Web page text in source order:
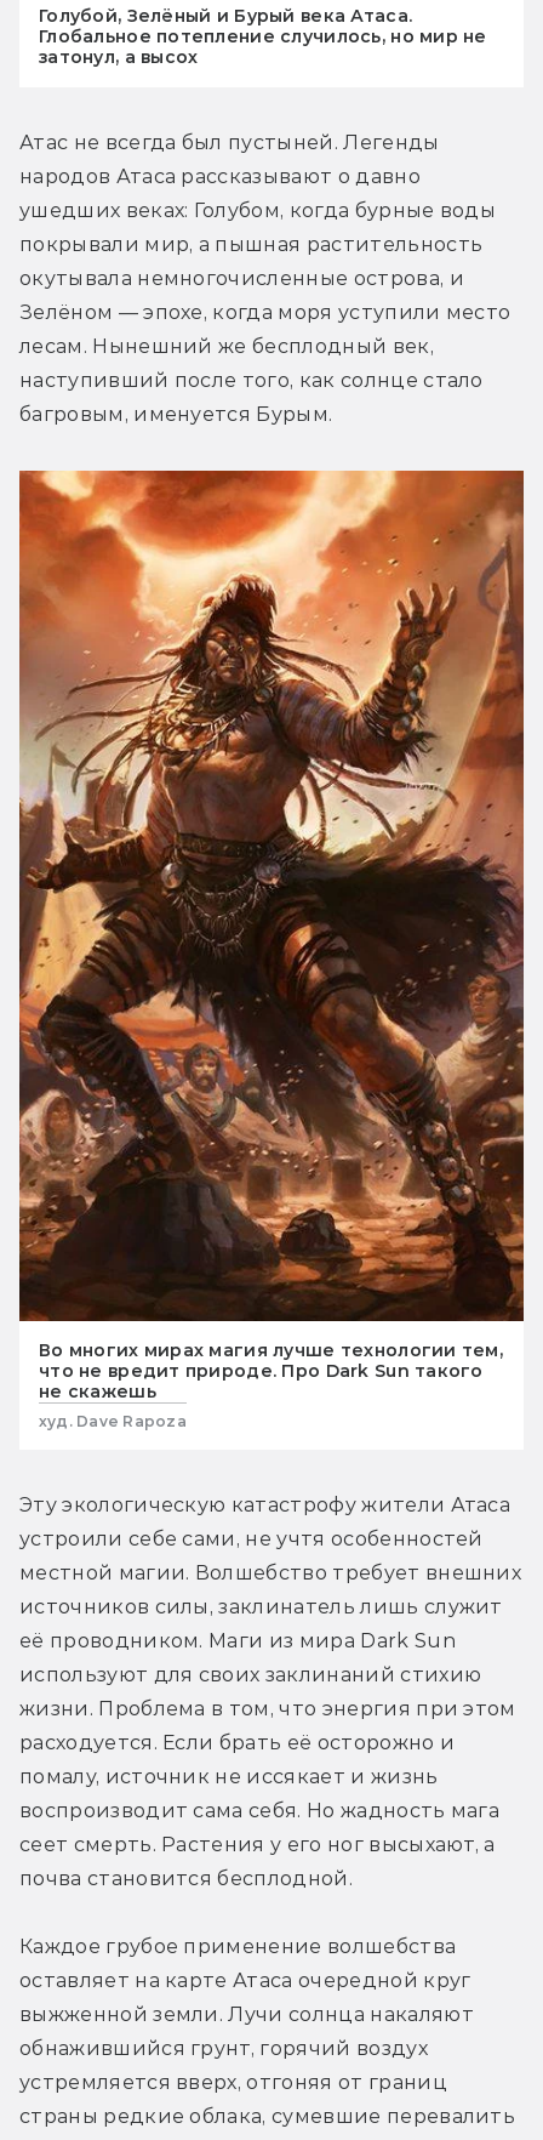
Голубой, Зелёный и Бурый века Атаса.
Глобальное потепление случилось, но мир не
затонул, а высох
Атас не всегда был пустыней. Легенды
народов Атаса рассказывают о давно
ушедших веках: Голубом, когда бурные воды
покрывали мир, а пышная растительность
окутывала немногочисленные острова, и
Зелёном — эпохе, когда моря уступили место
лесам. Нынешний же бесплодный век,
наступивший после того, как солнце стало
багровым, именуется Бурым.
Во многих мирах магия лучше технологии тем,
что не вредит природе. Про Dark Sun такого
не скажешь
худ. Dave Rapoza
Эту экологическую катастрофу жители Атаса
устроили себе сами, не учтя особенностей
местной магии. Волшебство требует внешних
источников силы, заклинатель лишь служит
её проводником. Маги из мира Dark Sun
используют для своих заклинаний стихию
жизни. Проблема в том, что энергия при этом
расходуется. Если брать её осторожно и
помалу, источник не иссякает и жизнь
воспроизводит сама себя. Но жадность мага
сеет смерть. Растения у его ног высыхают, а
почва становится бесплодной.
Каждое грубое применение волшебства
оставляет на карте Атаса очередной круг
выжженной земли. Лучи солнца накаляют
обнажившийся грунт, горячий воздух
устремляется вверх, отгоняя от границ
страны редкие облака, сумевшие перевалить